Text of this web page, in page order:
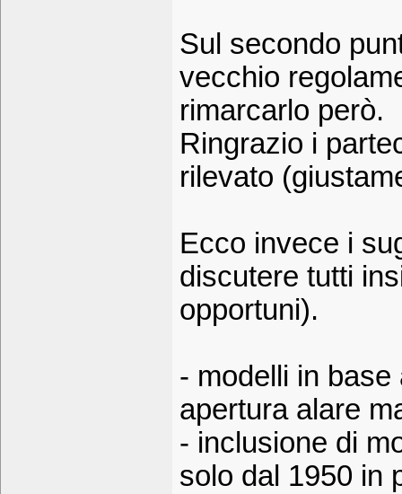
Sul secondo
vecchio
rimarcarlo però.
Ringrazio i
rilevato
Ecco invece i
discutere tutti
opportuni).
- modelli in
apertura alare
- inclusione di
solo dal 1950 in